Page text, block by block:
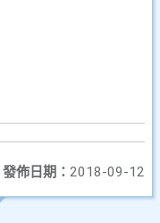
發佈日期： 2018-09-12